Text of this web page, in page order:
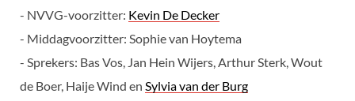
- NVVG-voorzitter: Kevin De Decker
- Middagvoorzitter: Sophie van Hoytema
- Sprekers: Bas Vos, Jan Hein Wijers, Arthur Sterk, Wout
de Boer, Haije Wind en Sylvia van der Burg